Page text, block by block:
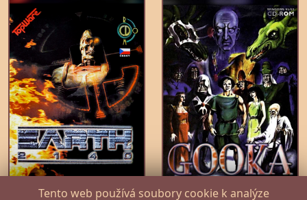
Tento web používá soubory cookie k analýze